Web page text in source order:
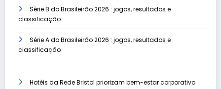
Série B do Brasileirão 2026 : jogos, resultados e
classificação
Série A do Brasileirão 2026 : jogos, resultados e
classificação
Hotéis da Rede Bristol priorizam bem-estar corporativo